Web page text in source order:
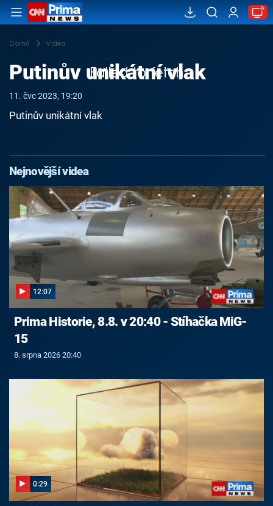
Domů Videa
Failed to fetch
Putinův unikátní vlak
11. čvc 2023, 19:20
Putinův unikátní vlak
Nejnovější videa
12:07
Prima Historie, 8.8. v 20:40 - Stíhačka MiG-
15
8. srpna 2026 20:40
0:29